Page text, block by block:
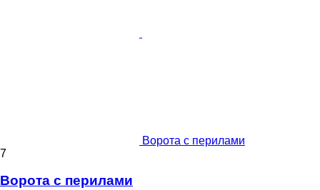
Ворота с перилами
7
Ворота с перилами